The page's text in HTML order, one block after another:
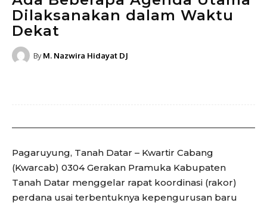
Dilaksanakan dalam Waktu
Dekat
By M. Nazwira Hidayat DJ
Pagaruyung, Tanah Datar – Kwartir Cabang
(Kwarcab) 0304 Gerakan Pramuka Kabupaten
Tanah Datar menggelar rapat koordinasi (rakor)
perdana usai terbentuknya kepengurusan baru